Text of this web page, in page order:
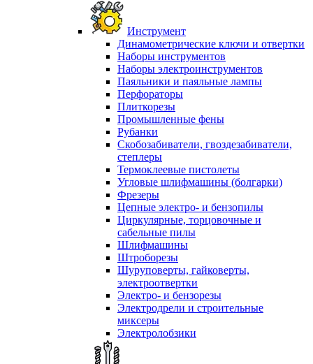
Инструмент
Динамометрические ключи и отвертки
Наборы инструментов
Наборы электроинструментов
Паяльники и паяльные лампы
Перфораторы
Плиткорезы
Промышленные фены
Рубанки
Скобозабиватели, гвоздезабиватели,
степлеры
Термоклеевые пистолеты
Угловые шлифмашины (болгарки)
Фрезеры
Цепные электро- и бензопилы
Циркулярные, торцовочные и
сабельные пилы
Шлифмашины
Штроборезы
Шуруповерты, гайковерты,
электроотвертки
Электро- и бензорезы
Электродрели и строительные
миксеры
Электролобзики